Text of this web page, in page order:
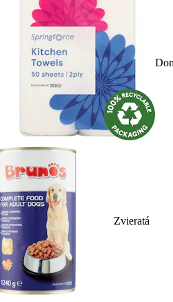
Zvieratá